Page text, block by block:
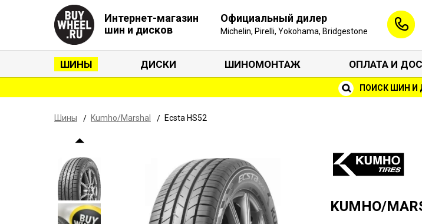
Интернет-магазин
шин и дисков
Официальный дилер
Michelin, Pirelli, Yokohama, Bridgestone
ШИНЫ ДИСКИ ШИНОМОНТАЖ ОПЛАТА И
ПОИСК ШИН И
Шины Kumho/Marshal Ecsta HS52
KUMHO/